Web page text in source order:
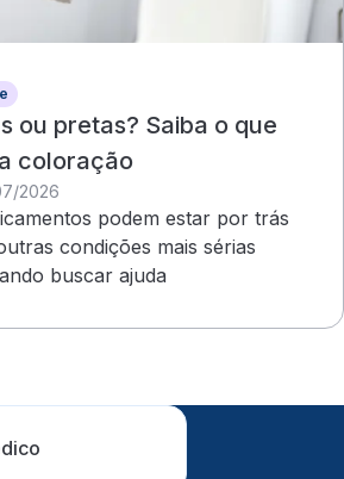
ou pretas? Saiba o que
coloração
2026
podem estar por trás
condições mais sérias
buscar ajuda